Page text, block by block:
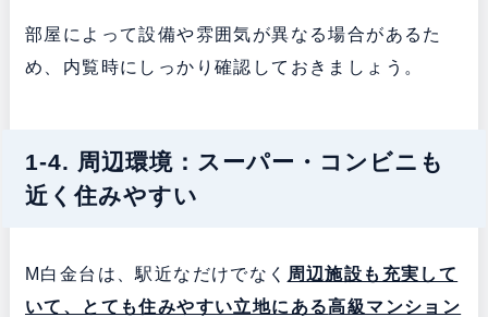
部屋によって設備や雰囲気が異なる場合があるた
め、内覧時にしっかり確認しておきましょう。
1-4. 周辺環境：スーパー・コンビニも
近く住みやすい
M白金台は、駅近なだけでなく 周辺施設も充実して
いて、とても住みやすい立地にある高級マンション